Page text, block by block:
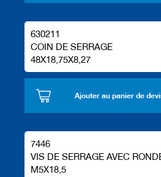
630211
COIN DE SERRAGE
48X18,75X8,27
Ajouter au panier de
7446
VIS DE SERRAGE AVEC
M5X18,5